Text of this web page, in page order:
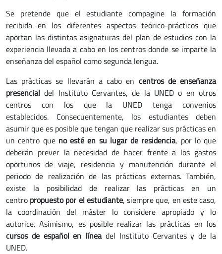
Se pretende que el estudiante compagine la formación
recibida en los diferentes aspectos teórico-prácticos que
aportan las distintas asignaturas del plan de estudios con la
experiencia llevada a cabo en los centros donde se imparte la
enseñanza del español como segunda lengua.
Las prácticas se llevarán a cabo en centros de enseñanza
presencial del Instituto Cervantes, de la UNED o en otros
centros con los que la UNED tenga convenios
establecidos. Consecuentemente, los estudiantes deben
asumir que es posible que tengan que realizar sus prácticas en
un centro que no esté en su lugar de residencia, por lo que
deberán prever la necesidad de hacer frente a los gastos
oportunos de viaje, residencia y manutención durante el
periodo de realización de las prácticas externas. También,
existe la posibilidad de realizar las prácticas en un
centro propuesto por el estudiante, siempre que, en este caso,
la coordinación del máster lo considere apropiado y lo
autorice. Asimismo, es posible realizar las prácticas en los
cursos de español en líneadel Instituto Cervantes y de la
UNED.